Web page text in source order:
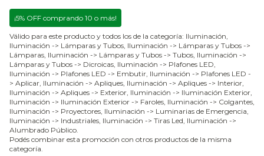
¡5% OFF comprando 10 o más!
Válido para este producto y todos los de la categoría: Iluminación,
Iluminación -> Lámparas y Tubos, Iluminación -> Lámparas y Tubos ->
Lámparas, Iluminación -> Lámparas y Tubos -> Tubos, Iluminación ->
Lámparas y Tubos -> Dicroicas, Iluminación -> Plafones LED,
Iluminación -> Plafones LED -> Embutir, Iluminación -> Plafones LED -
> Aplicar, Iluminación -> Apliques, Iluminación -> Apliques -> Interior,
Iluminación -> Apliques -> Exterior, Iluminación -> Iluminación Exterior,
Iluminación -> Iluminación Exterior -> Faroles, Iluminación -> Colgantes,
Iluminación -> Proyectores, Iluminación -> Luminarias de Emergencia,
Iluminación -> Industriales, Iluminación -> Tiras Led, Iluminación ->
Alumbrado Público.
Podés combinar esta promoción con otros productos de la misma
categoría.